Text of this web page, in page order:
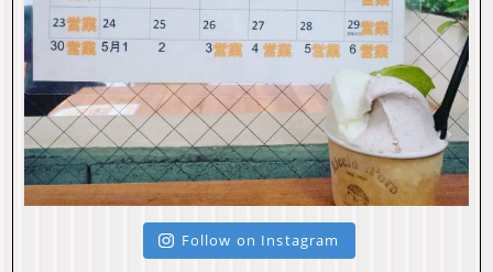
Follow on Instagram